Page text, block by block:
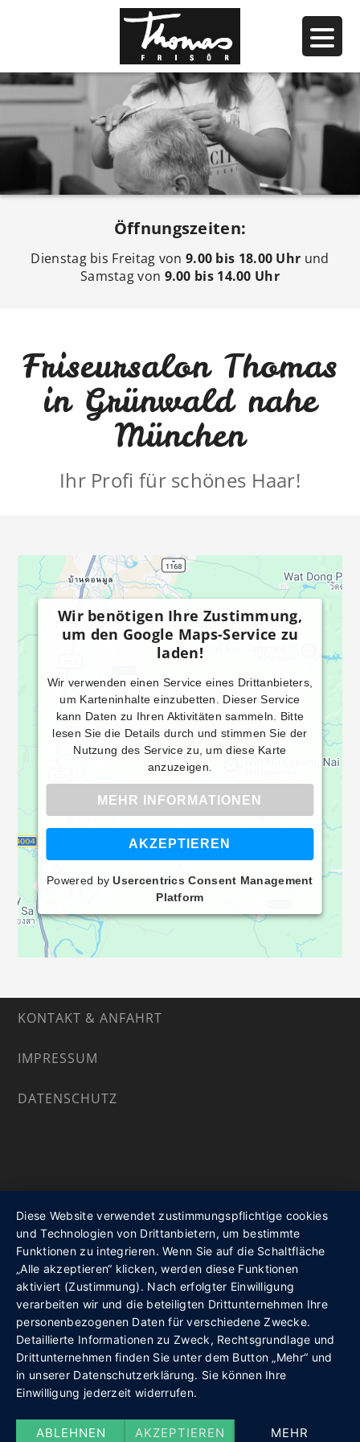
Öffnungszeiten:
Dienstag bis Freitag von 9.00 bis 18.00 Uhr und
Samstag von 9.00 bis 14.00 Uhr
Friseursalon Thomas
in Grünwald nahe
München
Ihr Profi für schönes Haar!
Wir benötigen Ihre Zustimmung,
um den Google Maps-Service zu
laden!
Wir verwenden einen Service eines Drittanbieters,
um Karteninhalte einzubetten. Dieser Service
kann Daten zu Ihren Aktivitäten sammeln. Bitte
lesen Sie die Details durch und stimmen Sie der
Nutzung des Service zu, um diese Karte
anzuzeigen.
MEHR INFORMATIONEN
AKZEPTIEREN
Powered byUsercentrics Consent Management
Platform
KONTAKT & ANFAHRT
IMPRESSUM
DATENSCHUTZ
Diese Website verwendet zustimmungspflichtige cookies
und Technologien von Drittanbietern, um bestimmte
Funktionen zu integrieren. Wenn Sie auf die Schaltfläche
„Alle akzeptieren“ klicken, werden diese Funktionen
aktiviert (Zustimmung). Nach erfolgter Einwilligung
verarbeiten wir und die beteiligten Drittunternehmen Ihre
personenbezogenen Daten für verschiedene Zwecke.
Detaillierte Informationen zu Zweck, Rechtsgrundlage und
Drittunternehmen finden Sie unter dem Button „Mehr“ und
in unserer Datenschutzerklärung. Sie können Ihre
Einwilligung jederzeit widerrufen.
ABLEHNEN AKZEPTIEREN MEHR